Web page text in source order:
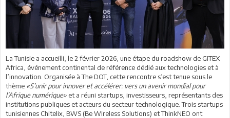
La Tunisie a accueilli, le 2 février 2026, une étape du roadshow de GITEX
Africa, événement continental de référence dédié aux technologies et à
l’innovation. Organisée à The DOT, cette rencontre s’est tenue sous le
thème «S’unir pour innover et accélérer: vers un avenir mondial pour
l’Afrique numérique» et a réuni startups, investisseurs, représentants des
institutions publiques et acteurs du secteur technologique. Trois startups
tunisiennes Chitelix, BWS (Be Wireless Solutions) et ThinkNEO ont